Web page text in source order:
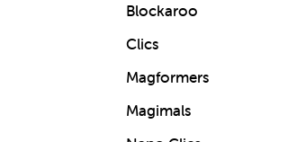
Blockaroo
Clics
Magformers
Magimals